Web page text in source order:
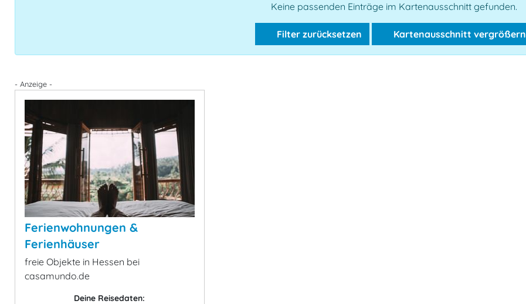
Keine passenden Einträge im Kartenausschnitt gefunden.
Filter zurücksetzen Kartenausschnitt vergrößern
- Anzeige -
Ferienwohnungen &
Ferienhäuser
freie Objekte in Hessen bei
casamundo.de
Deine Reisedaten: